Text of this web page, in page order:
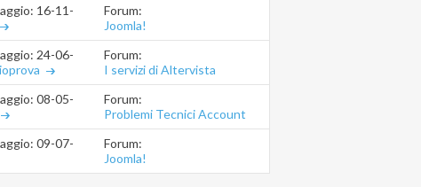
16-11-201213.30.46
Forum:
Joomla!
24-06-201219.19.14
Forum:
I servizi di Altervista
08-05-201217.50.13
Forum:
Problemi Tecnici Account
09-07-201121.32.42
Forum:
Joomla!